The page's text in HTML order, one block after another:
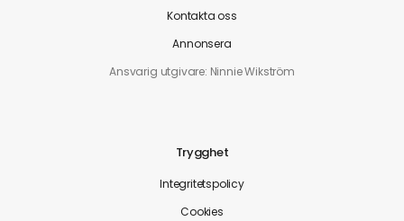
Kontakta oss
Annonsera
Ansvarig utgivare: Ninnie Wikström
Trygghet
Integritetspolicy
Cookies